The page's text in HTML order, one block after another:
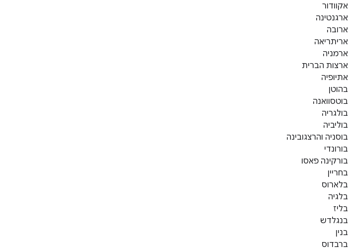
אקוודור
ארגנטינה
ארובה
אריתריאה
ארמניה
ארצות הברית
אתיופיה
בהוטן
בוטסוואנה
בולגריה
בוליביה
בוסניה והרצגובינה
בורונדי
בורקינה פאסו
בחריין
בלארוס
בלגיה
בליז
בנגלדש
בנין
ברבדוס